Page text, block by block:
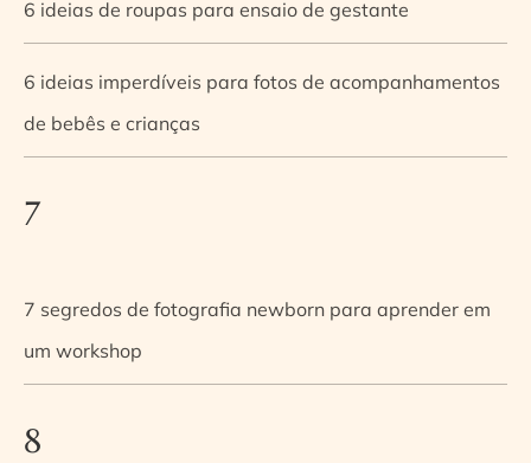
6 ideias de roupas para ensaio de gestante
6 ideias imperdíveis para fotos de acompanhamentos
de bebês e crianças
7
7 segredos de fotografia newborn para aprender em
um workshop
8